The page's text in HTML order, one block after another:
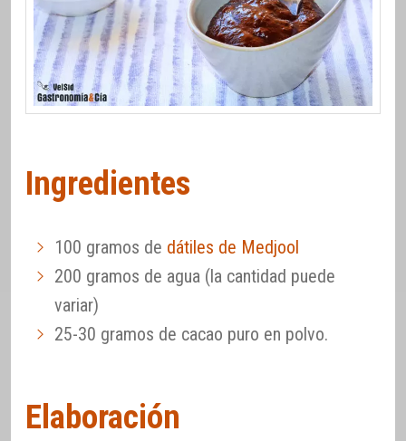
Ingredientes
100 gramos de dátiles de Medjool
200 gramos de agua (la cantidad puede
variar)
25-30 gramos de cacao puro en polvo.
Elaboración